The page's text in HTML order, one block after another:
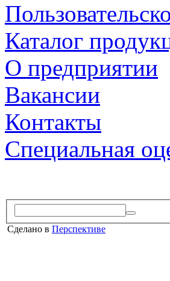
Каталог
О предприятии
Вакансии
Контакты
Специальная
Сделано в Перспективе